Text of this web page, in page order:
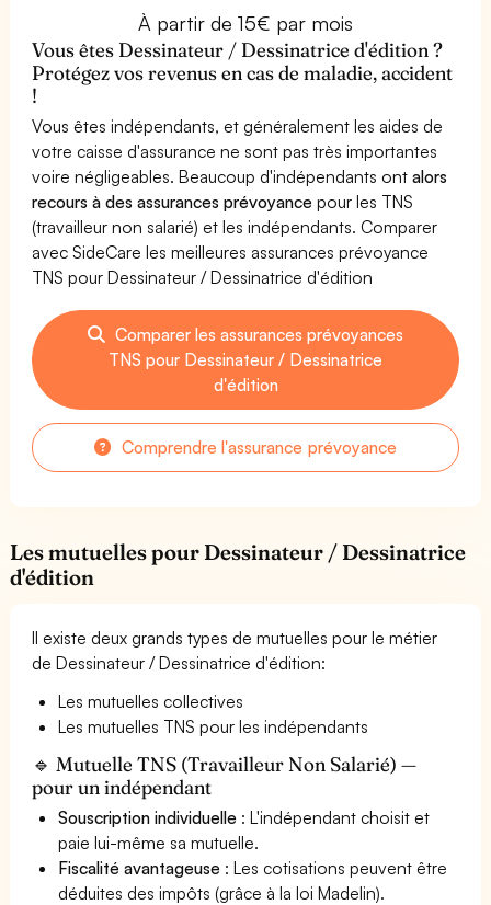
À partir de 15€ par mois
Vous êtes Dessinateur / Dessinatrice d'édition ?
Protégez vos revenus en cas de maladie, accident
!
Vous êtes indépendants, et généralement les aides de
votre caisse d'assurance ne sont pas très importantes
voire négligeables. Beaucoup d'indépendants ontalors
recours à des assurances prévoyance pour les TNS
(travailleur non salarié) et les indépendants. Comparer
avec SideCare les meilleures assurances prévoyance
TNS pour Dessinateur / Dessinatrice d'édition
Comparer les assurances prévoyances
TNS pour Dessinateur / Dessinatrice
d'édition
Comprendre l'assurance prévoyance
Les mutuelles pour Dessinateur / Dessinatrice
d'édition
Il existe deux grands types de mutuelles pour le métier
de Dessinateur / Dessinatrice d'édition:
Les mutuelles collectives
Les mutuelles TNS pour les indépendants
🔹 Mutuelle TNS (Travailleur Non Salarié) —
pour un indépendant
Souscription individuelle : L'indépendant choisit et
paie lui-même sa mutuelle.
Fiscalité avantageuse : Les cotisations peuvent être
déduites des impôts (grâce à la loi Madelin).